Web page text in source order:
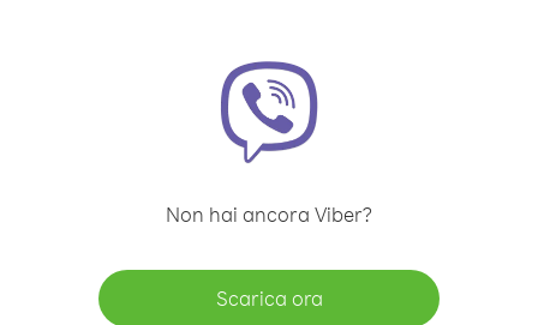
Non hai ancora Viber?
Scarica ora